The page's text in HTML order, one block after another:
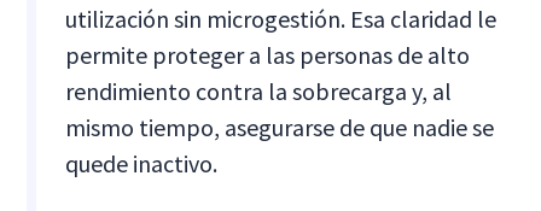
utilización sin microgestión. Esa claridad le
permite proteger a las personas de alto
rendimiento contra la sobrecarga y, al
mismo tiempo, asegurarse de que nadie se
quede inactivo.